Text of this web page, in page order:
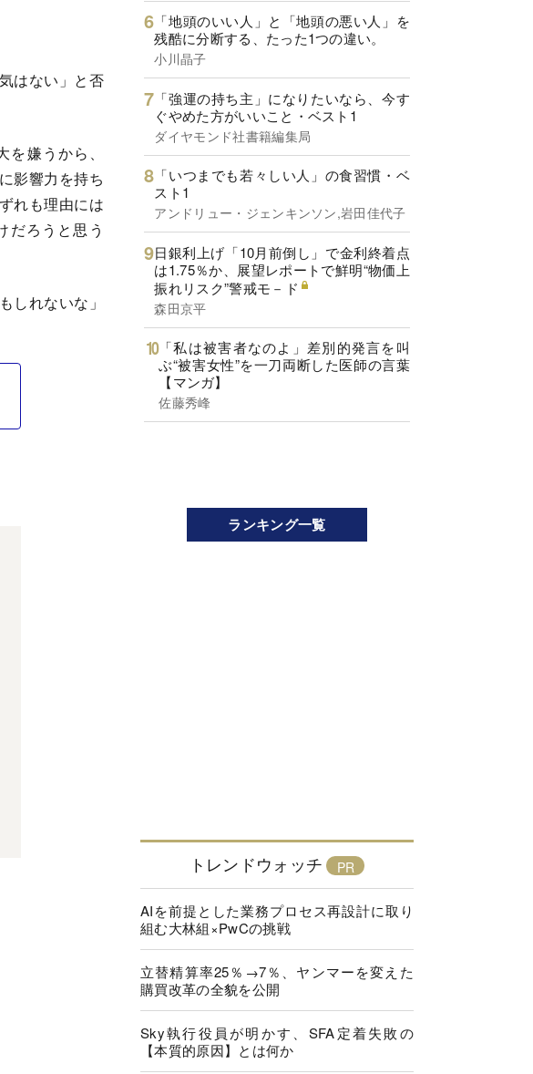
はない」と否
嫌うから、
影響力を持ち
れも理由には
だろうと思う
しれないな」
「地頭のいい人」と「地頭の悪い人」を
残酷に分断する、たった1つの違い。
小川晶子
「強運の持ち主」になりたいなら、今す
ぐやめた方がいいこと・ベスト1
ダイヤモンド社書籍編集局
「いつまでも若々しい人」の食習慣・ベ
スト1
アンドリュー・ジェンキンソン,岩田佳代子
日銀利上げ「10月前倒し」で金利終着点
は1.75％か、展望レポートで鮮明“物価上
振れリスク”警戒モ－ド
森田京平
「私は被害者なのよ」差別的発言を叫
ぶ“被害女性”を一刀両断した医師の言葉
【マンガ】
佐藤秀峰
ランキング一覧
トレンドウォッチ
AIを前提とした業務プロセス再設計に取り
組む大林組×PwCの挑戦
立替精算率25％→7％、ヤンマーを変えた
購買改革の全貌を公開
Sky執行役員が明かす、SFA定着失敗の
【本質的原因】とは何か